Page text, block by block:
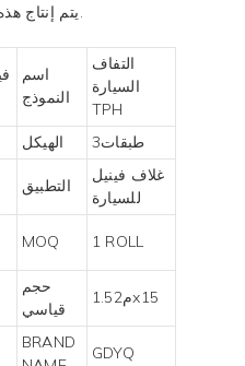
6) يتم إنتاج هذه المنتجات في غرفة نظيفة الغبار.
اسم
النموذج
التفاف
السيارة
TPH
الهيكل
طبقات3
التطبيق
غلاف فينيل
للسيارة
MOQ 1 ROLL
حجم
قياسي
م1.52x15
BRAND
GDYQ